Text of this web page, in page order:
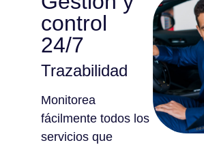
control
24/7
Trazabilidad
Monitorea
fácilmente todos los
servicios que